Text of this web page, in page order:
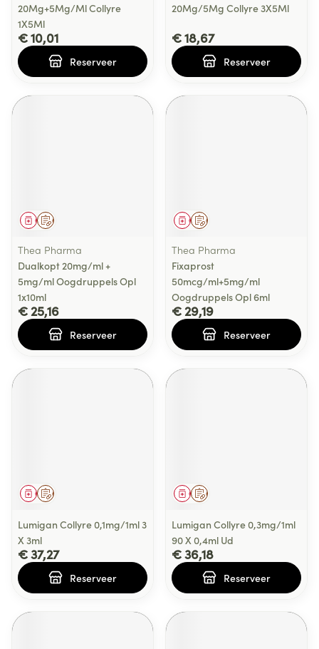
20Mg+5Mg/Ml Collyre
1X5Ml
€ 10,01
Reserveer
20Mg/5Mg Collyre 3X5Ml
€ 18,67
Reserveer
Op voorschrift
Geneesmiddel
Thea Pharma
Dualkopt 20mg/ml +
5mg/ml Oogdruppels Opl
1x10ml
€ 25,16
Reserveer
Op voorschrift
Geneesmiddel
Thea Pharma
Fixaprost
50mcg/ml+5mg/ml
Oogdruppels Opl 6ml
€ 29,19
Reserveer
Op voorschrift
Geneesmiddel
Lumigan Collyre 0,1mg/1ml 3
X 3ml
€ 37,27
Reserveer
Op voorschrift
Geneesmiddel
Lumigan Collyre 0,3mg/1ml
90 X 0,4ml Ud
€ 36,18
Reserveer